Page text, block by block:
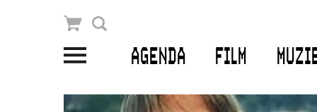
AGENDA FILM
Winkelmandje
PLAN JE BEZOEK